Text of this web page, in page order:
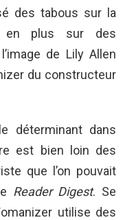
des tabous sur la
en plus sur des
de Lily Allen
du constructeur
déterminant dans
est bien loin des
que l’on pouvait
Reader Digest. Se
utilise des